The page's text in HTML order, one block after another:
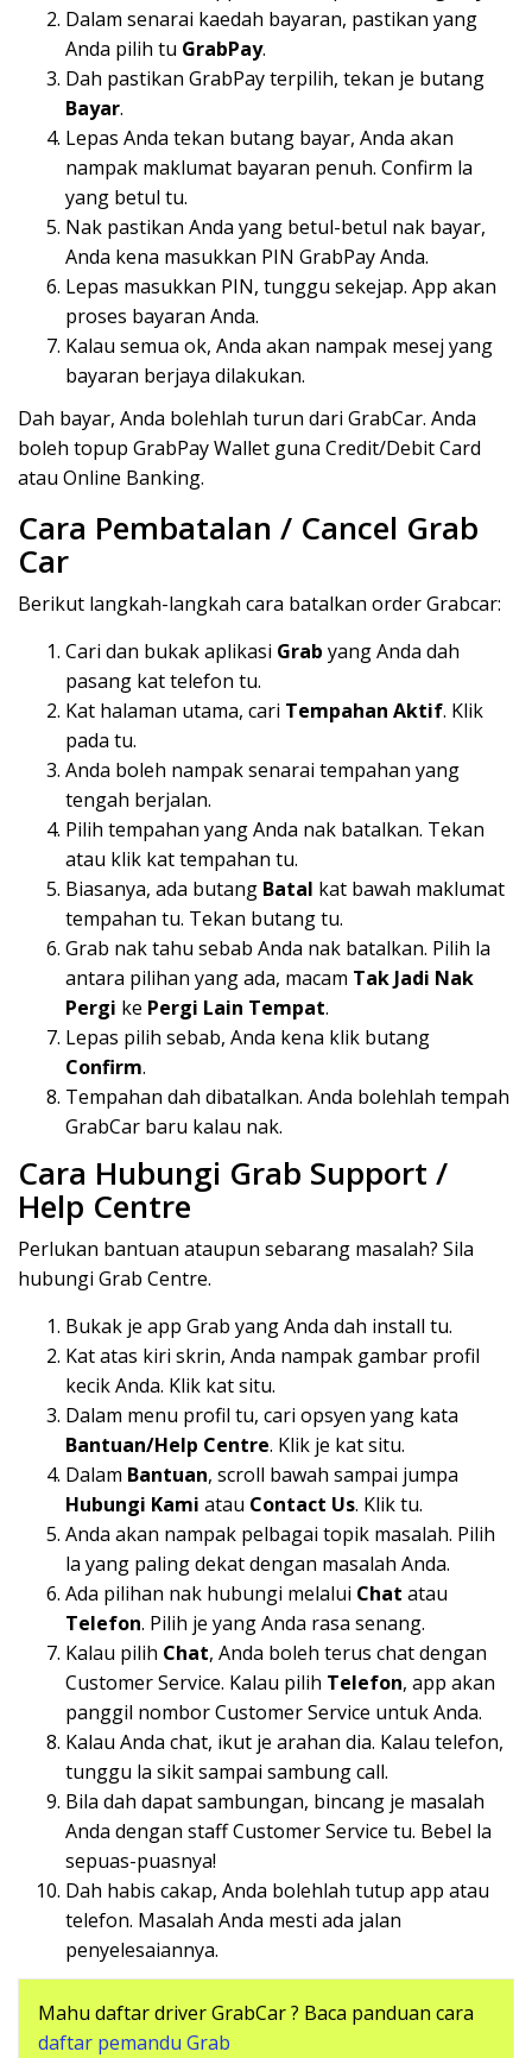
Dalam senarai kaedah bayaran, pastikan yang
Anda pilih tu GrabPay.
Dah pastikan GrabPay terpilih, tekan je butang
Bayar.
Lepas Anda tekan butang bayar, Anda akan
nampak maklumat bayaran penuh. Confirm la
yang betul tu.
Nak pastikan Anda yang betul-betul nak bayar,
Anda kena masukkan PIN GrabPay Anda.
Lepas masukkan PIN, tunggu sekejap. App akan
proses bayaran Anda.
Kalau semua ok, Anda akan nampak mesej yang
bayaran berjaya dilakukan.
Dah bayar, Anda bolehlah turun dari GrabCar. Anda
boleh topup GrabPay Wallet guna Credit/Debit Card
atau Online Banking.
Cara Pembatalan / Cancel Grab
Car
Berikut langkah-langkah cara batalkan order Grabcar:
Cari dan bukak aplikasi Grab yang Anda dah
pasang kat telefon tu.
Kat halaman utama, cari Tempahan Aktif. Klik
pada tu.
Anda boleh nampak senarai tempahan yang
tengah berjalan.
Pilih tempahan yang Anda nak batalkan. Tekan
atau klik kat tempahan tu.
Biasanya, ada butang Batal kat bawah maklumat
tempahan tu. Tekan butang tu.
Grab nak tahu sebab Anda nak batalkan. Pilih la
antara pilihan yang ada, macam Tak Jadi Nak
Pergi ke Pergi Lain Tempat.
Lepas pilih sebab, Anda kena klik butang
Confirm.
Tempahan dah dibatalkan. Anda bolehlah tempah
GrabCar baru kalau nak.
Cara Hubungi Grab Support /
Help Centre
Perlukan bantuan ataupun sebarang masalah? Sila
hubungi Grab Centre.
Bukak je app Grab yang Anda dah install tu.
Kat atas kiri skrin, Anda nampak gambar profil
kecik Anda. Klik kat situ.
Dalam menu profil tu, cari opsyen yang kata
Bantuan/Help Centre. Klik je kat situ.
Dalam Bantuan, scroll bawah sampai jumpa
Hubungi Kami atau Contact Us. Klik tu.
Anda akan nampak pelbagai topik masalah. Pilih
la yang paling dekat dengan masalah Anda.
Ada pilihan nak hubungi melalui Chat atau
Telefon. Pilih je yang Anda rasa senang.
Kalau pilih Chat, Anda boleh terus chat dengan
Customer Service. Kalau pilih Telefon, app akan
panggil nombor Customer Service untuk Anda.
Kalau Anda chat, ikut je arahan dia. Kalau telefon,
tunggu la sikit sampai sambung call.
Bila dah dapat sambungan, bincang je masalah
Anda dengan staff Customer Service tu. Bebel la
sepuas-puasnya!
Dah habis cakap, Anda bolehlah tutup app atau
telefon. Masalah Anda mesti ada jalan
penyelesaiannya.
Mahu daftar driver GrabCar ? Baca panduan cara
daftar pemandu Grab